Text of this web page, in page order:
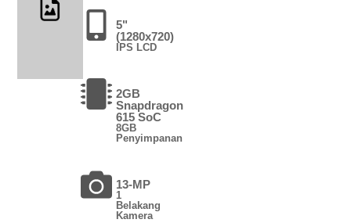
5"
(1280x720)
IPS LCD
2GB
Snapdragon
615 SoC
8GB
Penyimpanan
13-MP
1
Belakang
Kamera